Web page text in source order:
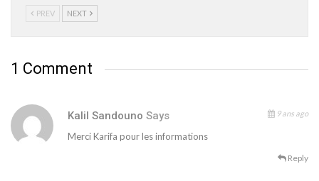
PREV NEXT
1 Comment
Kalil Sandouno Says 9 ans ago
Merci Karifa pour les informations
Reply